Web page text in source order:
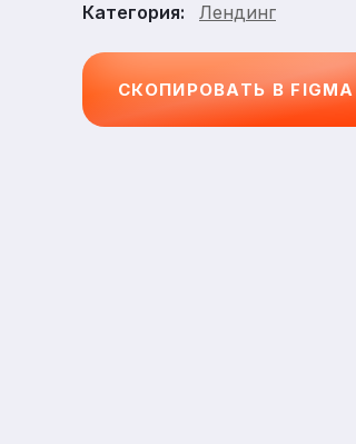
Категория:
Лендинг
СКОПИРОВАТЬ В FIGMA